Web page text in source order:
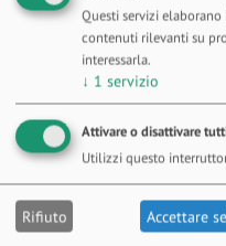
Questi servizi
contenuti rilevanti su
interessarla.
↓ 1 servizio
Attivare o disattivare
Utilizzi questo
Rifiuto Accettare